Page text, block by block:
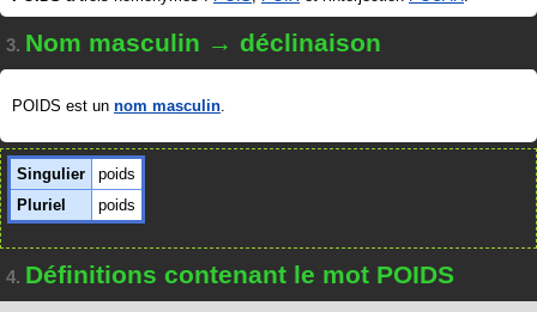
3. Nom masculin → déclinaison
POIDS est un nom masculin.
Singulier
poids
Pluriel
poids
4. Définitions contenant le mot POIDS